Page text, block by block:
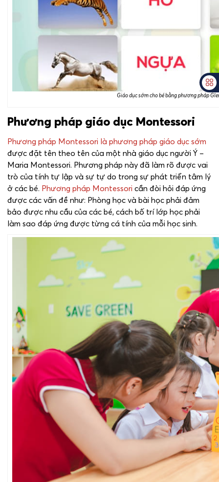
Giáo dục sớm cho bé bằng phương pháp
Phương pháp giáo dục Montessori
Phương pháp Montessori là phương pháp giáo dục sớm
được đặt tên theo tên của một nhà giáo dục người Ý –
Maria Montessori. Phương pháp này đã làm rõ được vai
trò của tính tự lập và sự tự do trong sự phát triển tâm lý
ở các bé. Phương pháp Montessori cần đòi hỏi đáp ứng
được các vấn đề như: Phòng học và bài học phải đảm
bảo được nhu cầu của các bé, cách bố trí lớp học phải
làm sao đáp ứng được từng cá tính của mỗi học sinh.